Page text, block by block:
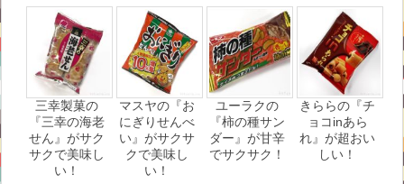
三幸製菓の
『三幸の海老
せん』がサク
サクで美味し
い！
マスヤの『お
にぎりせんべ
い』がサクサ
クで美味し
い！
ユーラクの
『柿の種サン
ダー』が甘辛
でサクサク！
きららの『チ
ョコinあら
れ』が超おい
しい！